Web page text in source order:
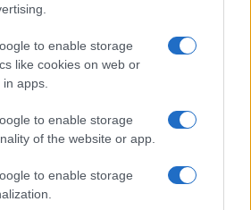
to enable storage
like cookies on web or
apps.
to enable storage
of the website or app.
to enable storage
a realizzare i propri
difficoltà e gli ostacoli che si
storica particolarmente
di speranza e si è trovata
improvvisamente privo di